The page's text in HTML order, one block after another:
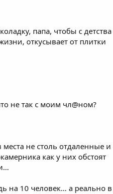
папа, чтобы с детства
откусывает от плитки
не так с моим чл@ном?
не столь отдаленные и
как у них обстоят
на 10 человек… а реально в